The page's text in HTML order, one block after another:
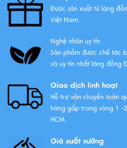
Những bộ
Xem thêm
Được sản xuất từ làng
Việt Nam.
Nghệ nhân uy tín
Sản phẩm được chế tác
và uy tín nhất làng đồng
Giao dịch linh hoạt
Hỗ trợ vận chuyển toàn
hàng gấp trong vòng 1 -
HCM.
Giá xuất xưởng